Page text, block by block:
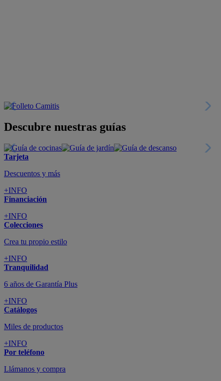
Descubre nuestras guías
Tarjeta
Descuentos y más
+INFO
Financiación
+INFO
Colecciones
Crea tu propio estilo
+INFO
Tranquilidad
6 años de Garantía Plus
+INFO
Catálogos
Miles de productos
+INFO
Por teléfono
Llámanos y compra